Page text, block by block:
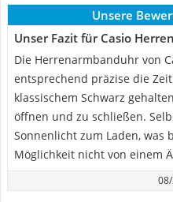
Unsere
Unser Fazit für Casio
Die Herrenarmbanduhr von
entsprechend präzise die
klassischem Schwarz
öffnen und zu schließen.
Sonnenlicht zum Laden, was
Möglichkeit nicht von einem